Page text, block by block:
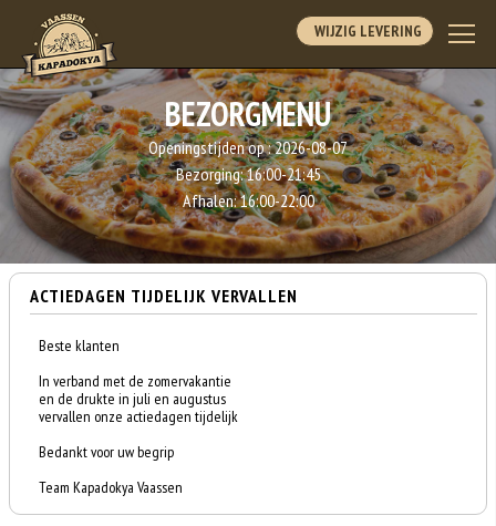
WIJZIG LEVERING
BEZORGMENU
Openingstijden op :2026-08-07
Bezorging:16:00-21:45
Afhalen:16:00-22:00
ACTIEDAGEN TIJDELIJK VERVALLEN
Beste klanten
In verband met de zomervakantie
en de drukte in juli en augustus
vervallen onze actiedagen tijdelijk
Bedankt voor uw begrip
Team Kapadokya Vaassen